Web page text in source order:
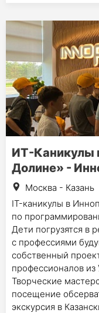
ИТ-Каникулы
Долине» -
Москва - Казань
IT-каникулы в
по
Дети погрузятся в
с профессиями
собственный
профессионалов
Творческие
посещение
экскурсия в